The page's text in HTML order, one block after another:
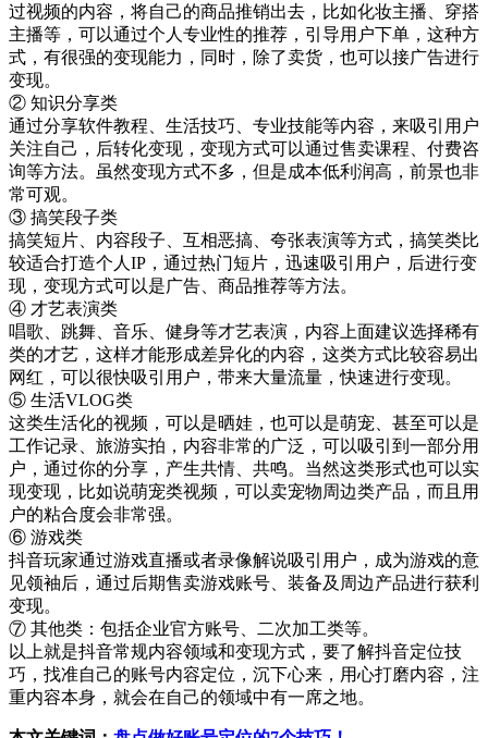
过视频的内容，将自己的商品推销出去，比如化妆主播、穿搭
主播等，可以通过个人专业性的推荐，引导用户下单，这种方
式，有很强的变现能力，同时，除了卖货，也可以接广告进行
变现。
② 知识分享类
通过分享软件教程、生活技巧、专业技能等内容，来吸引用户
关注自己，后转化变现，变现方式可以通过售卖课程、付费咨
询等方法。虽然变现方式不多，但是成本低利润高，前景也非
常可观。
③ 搞笑段子类
搞笑短片、内容段子、互相恶搞、夸张表演等方式，搞笑类比
较适合打造个人IP，通过热门短片，迅速吸引用户，后进行变
现，变现方式可以是广告、商品推荐等方法。
④ 才艺表演类
唱歌、跳舞、音乐、健身等才艺表演，内容上面建议选择稀有
类的才艺，这样才能形成差异化的内容，这类方式比较容易出
网红，可以很快吸引用户，带来大量流量，快速进行变现。
⑤ 生活VLOG类
这类生活化的视频，可以是晒娃，也可以是萌宠、甚至可以是
工作记录、旅游实拍，内容非常的广泛，可以吸引到一部分用
户，通过你的分享，产生共情、共鸣。当然这类形式也可以实
现变现，比如说萌宠类视频，可以卖宠物周边类产品，而且用
户的粘合度会非常强。
⑥ 游戏类
抖音玩家通过游戏直播或者录像解说吸引用户，成为游戏的意
见领袖后，通过后期售卖游戏账号、装备及周边产品进行获利
变现。
⑦ 其他类：包括企业官方账号、二次加工类等。
以上就是抖音常规内容领域和变现方式，要了解抖音定位技
巧，找准自己的账号内容定位，沉下心来，用心打磨内容，注
重内容本身，就会在自己的领域中有一席之地。